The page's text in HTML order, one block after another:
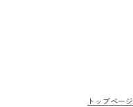
トップページ